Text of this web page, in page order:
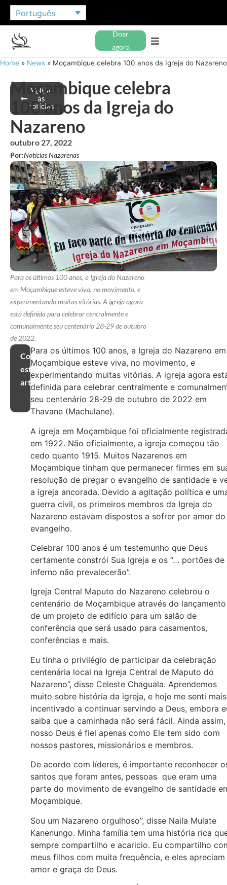
Português
Doar
agora
Home » News » Moçambique celebra 100 anos da Igreja do Nazareno
Voltar
às
notícias
Moçambique celebra
100 anos da Igreja do
Nazareno
outubro 27, 2022
Por:Notícias Nazarenas
Para os últimos 100 anos, a Igreja do Nazareno
em Moçambique esteve viva, no movimento, e
experimentando muitas vitórias. A igreja agora
está definida para celebrar centralmente e
comunalmente seu centenário 28-29 de outubro
de 2022.
Compartilhar
este
artigo
Para os últimos 100 anos, a Igreja do Nazareno em
Moçambique esteve viva, no movimento, e
experimentando muitas vitórias. A igreja agora
definida para celebrar centralmente e
seu centenário 28-29 de outubro de 2022 em
Thavane (Machulane).
A igreja em Moçambique foi oficialmente
em 1922. Não oficialmente, a igreja começou tão
cedo quanto 1915. Muitos Nazarenos em
Moçambique tinham que permanecer firmes em
resolução de pregar o evangelho de santidade e
a igreja ancorada. Devido a agitação política e
guerra civil, os primeiros membros da Igreja do
Nazareno estavam dispostos a sofrer por amor do
evangelho.
Celebrar 100 anos é um testemunho que Deus
certamente constrói Sua Igreja e os “… portões de
inferno não prevalecerão”.
Igreja Central Maputo do Nazareno celebrou o
centenário de Moçambique através do lançamento
de um projeto de edifício para um salão de
conferência que será usado para casamentos,
conferências e mais.
Eu tinha o privilégio de participar da celebração
centenária local na Igreja Central de Maputo do
Nazareno”, disse Celeste Chaguala. Aprendemos
muito sobre história da igreja, e hoje me senti mais
incentivado a continuar servindo a Deus, embora
saiba que a caminhada não será fácil. Ainda assim,
nosso Deus é fiel apenas como Ele tem sido com
nossos pastores, missionários e membros.
De acordo com líderes, é importante reconhecer
santos que foram antes, pessoas que eram uma
parte do movimento de evangelho de santidade
Moçambique.
Sou um Nazareno orgulhoso”, disse Naila Mulate
Kanenungo. Minha família tem uma história rica
sempre compartilho e acaricio. Eu compartilho
meus filhos com muita frequência, e eles
amor e graça de Deus.